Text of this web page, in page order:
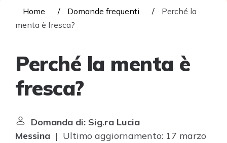
Home Domande frequenti
Perché la
menta è fresca?
Perché la menta è
fresca?
Domanda di: Sig.ra Lucia
Messina | Ultimo aggiornamento: 17 marzo